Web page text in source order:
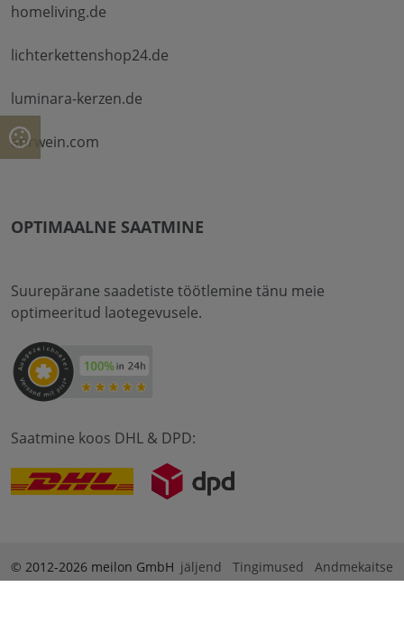
homeliving.de
lichterkettenshop24.de
luminara-kerzen.de
ahrwein.com
OPTIMAALNE SAATMINE
Suurepärane saadetiste töötlemine tänu meie
optimeeritud laotegevusele.
Saatmine koos DHL & DPD:
© 2012-2026 meilon GmbH jäljend Tingimused Andmekaitse